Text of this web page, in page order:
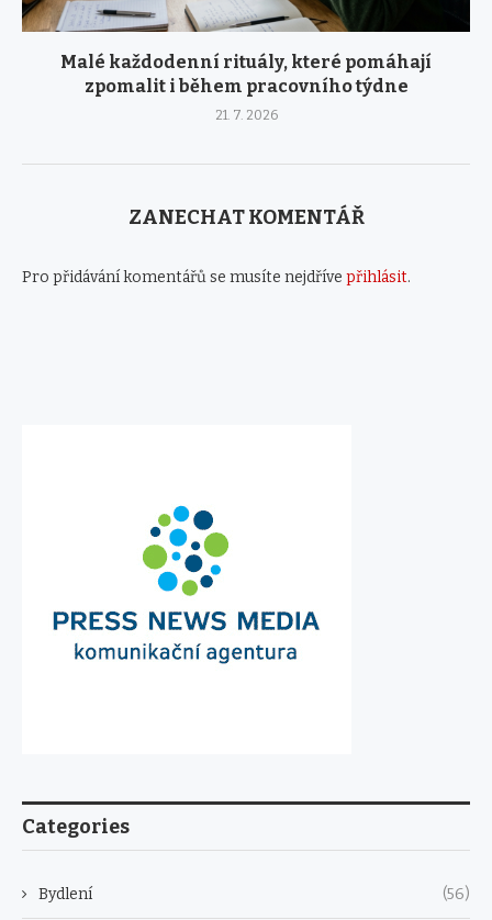
Malé každodenní rituály, které pomáhají
zpomalit i během pracovního týdne
21. 7. 2026
ZANECHAT KOMENTÁŘ
Pro přidávání komentářů se musíte nejdříve přihlásit.
Categories
Bydlení (56)